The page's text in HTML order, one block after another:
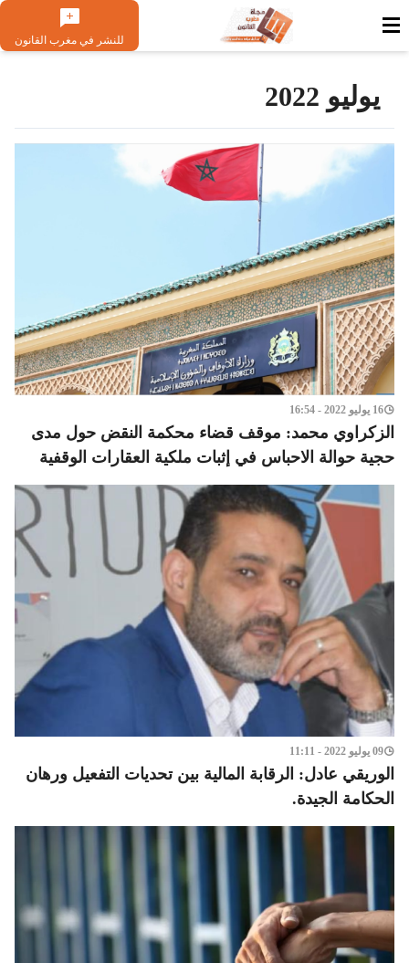
للنشر في مغرب القانون
يوليو 2022
16 يوليو 2022 - 16:54
الزكراوي محمد: موقف قضاء محكمة النقض حول مدى
حجية حوالة الاحباس في إثبات ملكية العقارات الوقفية
09 يوليو 2022 - 11:11
الوريقي عادل: الرقابة المالية بين تحديات التفعيل ورهان
الحكامة الجيدة.